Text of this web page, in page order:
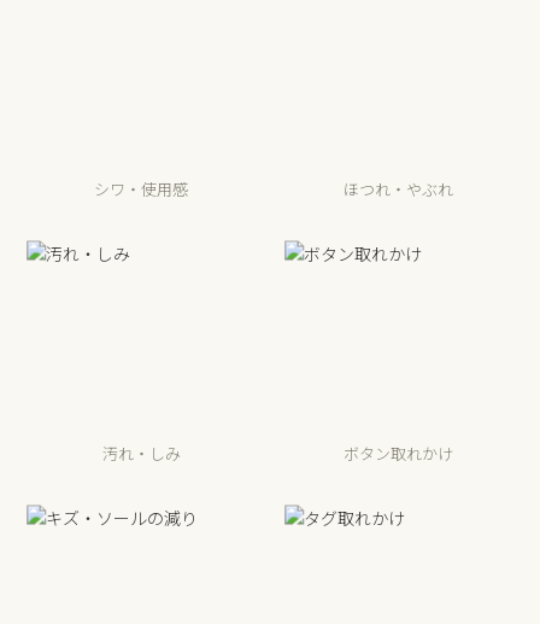
シワ・使用感 ほつれ・やぶれ
汚れ・しみ ボタン取れかけ